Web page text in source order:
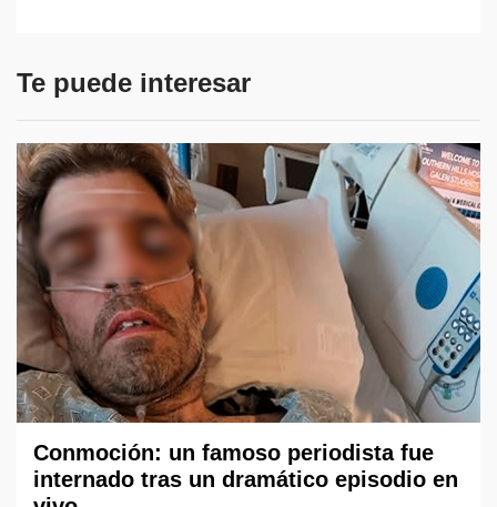
Te puede interesar
Conmoción: un famoso periodista fue
internado tras un dramático episodio en